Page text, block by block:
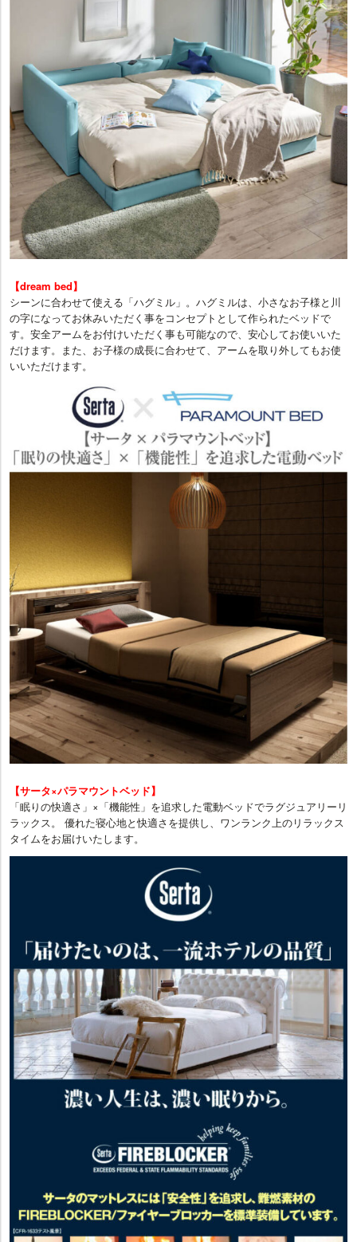
【dream bed】
シーンに合わせて使える「ハグミル」。ハグミルは、小さなお子様と川
の字になってお休みいただく事をコンセプトとして作られたベッドで
す。安全アームをお付けいただく事も可能なので、安心してお使いいた
だけます。また、お子様の成長に合わせて、アームを取り外してもお使
いいただけます。
【サータ×パラマウントベッド】
「眠りの快適さ」×「機能性」を追求した電動ベッドでラグジュアリーリ
ラックス。 優れた寝心地と快適さを提供し、ワンランク上のリラックス
タイムをお届けいたします。